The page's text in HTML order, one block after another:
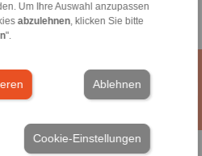
Um Ihre Auswahl anzupassen
abzulehnen, klicken Sie bitte
".
Ablehnen
Cookie-Einstellungen